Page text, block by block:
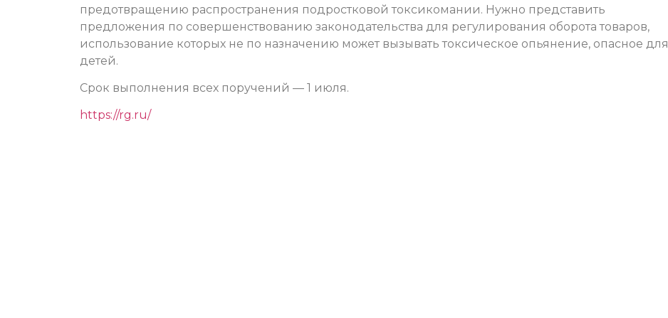
предотвращению распространения подростковой токсикомании. Нужно представить
предложения по совершенствованию законодательства для регулирования оборота товаров,
использование которых не по назначению может вызывать токсическое опьянение, опасное для
детей.
Срок выполнения всех поручений — 1 июля.
https://rg.ru/